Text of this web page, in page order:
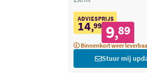
ADVIESPRIJS
14,99 9,89
Binnenkort weer
Stuur mij